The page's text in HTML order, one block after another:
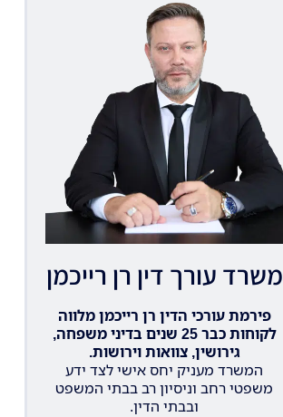
משרד עורך דין רן רייכמן
פירמת עורכי הדין רן רייכמן מלווה
לקוחות כבר 25 שנים בדיני משפחה,
גירושין, צוואות וירושות.
המשרד מעניק יחס אישי לצד ידע
משפטי רחב וניסיון רב בבתי המשפט
ובבתי הדין.